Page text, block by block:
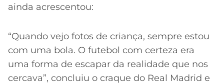
ainda acrescentou:
“Quando vejo fotos de criança, sempre estou
com uma bola. O futebol com certeza era
uma forma de escapar da realidade que nos
cercava”, concluiu o craque do Real Madrid e